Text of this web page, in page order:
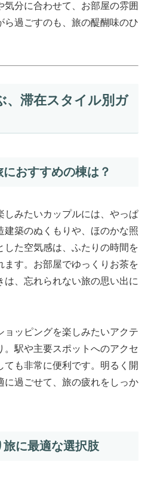
気分に合わせて、お部屋の雰囲
ら過ごすのも、旅の醍醐味のひ
、滞在スタイル別ガ
におすすめの棟は？
しみたいカップルには、やっぱ
建築のぬくもりや、ほのかな照
した空気感は、ふたりの時間を
ます。お部屋でゆっくりお茶を
、忘れられない旅の思い出に
ョッピングを楽しみたいアクテ
。駅や主要スポットへのアクセ
ても非常に便利です。明るく開
に過ごせて、旅の疲れをしっか
旅に最適な選択肢